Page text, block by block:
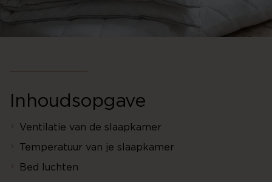
Inhoudsopgave
Ventilatie van de slaapkamer
Temperatuur van je slaapkamer
Bed luchten